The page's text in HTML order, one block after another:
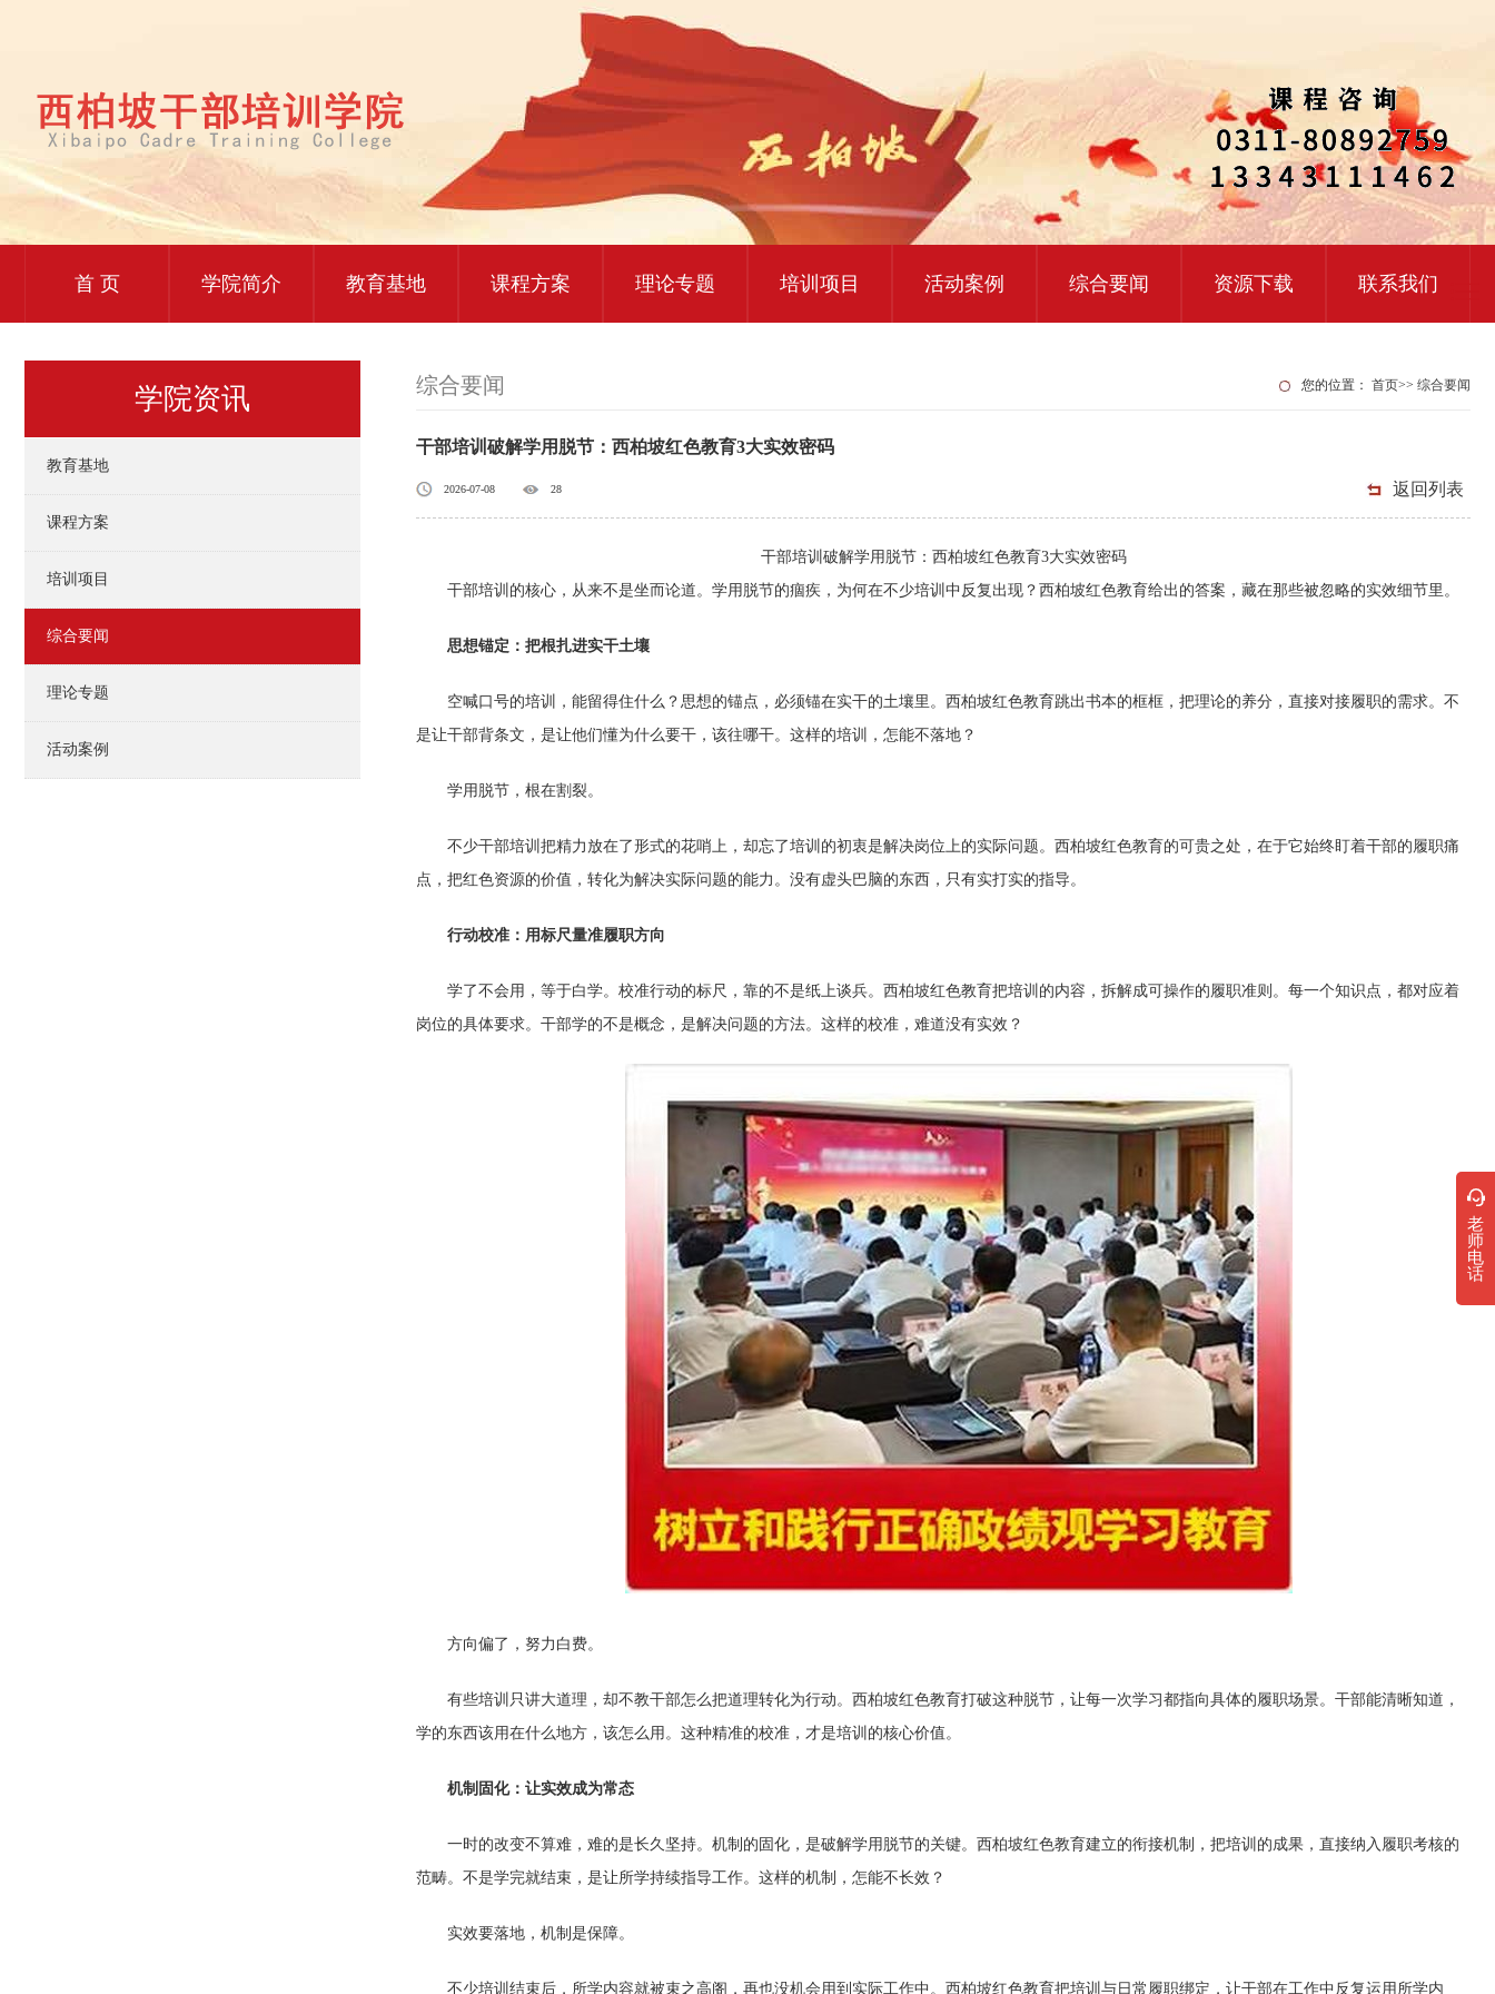
首 页 学院简介 教育基地 课程方案 理论专题 培训项目
大思政课实践研修
红色教育研学课程
活动案例 综合要闻 资源下载 联系我们
学院资讯
教育基地
课程方案
培训项目
综合要闻
理论专题
活动案例
综合要闻 您的位置： 首页>> 综合要闻
干部培训破解学用脱节：西柏坡红色教育3大实效密码
2026-07-08 28 返回列表
干部培训破解学用脱节：西柏坡红色教育3大实效密码
干部培训的核心，从来不是坐而论道。学用脱节的痼疾，为何在不少培训中反复出现？西柏坡红色教育给出的答案，藏在那些被忽略的实效细节里。
思想锚定：把根扎进实干土壤
空喊口号的培训，能留得住什么？思想的锚点，必须锚在实干的土壤里。西柏坡红色教育跳出书本的框框，把理论的养分，直接对接履职的需求。不
是让干部背条文，是让他们懂为什么要干，该往哪干。这样的培训，怎能不落地？
学用脱节，根在割裂。
不少干部培训把精力放在了形式的花哨上，却忘了培训的初衷是解决岗位上的实际问题。西柏坡红色教育的可贵之处，在于它始终盯着干部的履职痛
点，把红色资源的价值，转化为解决实际问题的能力。没有虚头巴脑的东西，只有实打实的指导。
行动校准：用标尺量准履职方向
学了不会用，等于白学。校准行动的标尺，靠的不是纸上谈兵。西柏坡红色教育把培训的内容，拆解成可操作的履职准则。每一个知识点，都对应着
岗位的具体要求。干部学的不是概念，是解决问题的方法。这样的校准，难道没有实效？
方向偏了，努力白费。
有些培训只讲大道理，却不教干部怎么把道理转化为行动。西柏坡红色教育打破这种脱节，让每一次学习都指向具体的履职场景。干部能清晰知道，
学的东西该用在什么地方，该怎么用。这种精准的校准，才是培训的核心价值。
机制固化：让实效成为常态
一时的改变不算难，难的是长久坚持。机制的固化，是破解学用脱节的关键。西柏坡红色教育建立的衔接机制，把培训的成果，直接纳入履职考核的
范畴。不是学完就结束，是让所学持续指导工作。这样的机制，怎能不长效？
实效要落地，机制是保障。
不少培训结束后，所学内容就被束之高阁，再也没机会用到实际工作中。西柏坡红色教育把培训与日常履职绑定，让干部在工作中反复运用所学内
老
师
电
话